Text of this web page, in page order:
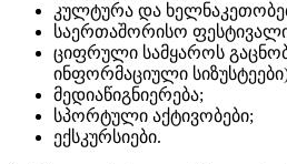
კულტურა და
საერთაშორისო
ციფრული სამყაროს
ინფორმაციული
მედიაწიგნიერება;
სპორტული აქტივობები;
ექსკურსიები.